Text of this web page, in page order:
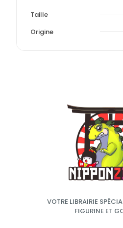
Taille
Origine
VOTRE LIBRAIRIE
FIGURINE ET